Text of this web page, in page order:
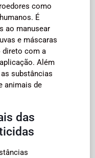
como
É
ao manusear
e máscaras
direto com a
Além
substâncias
animais de
das